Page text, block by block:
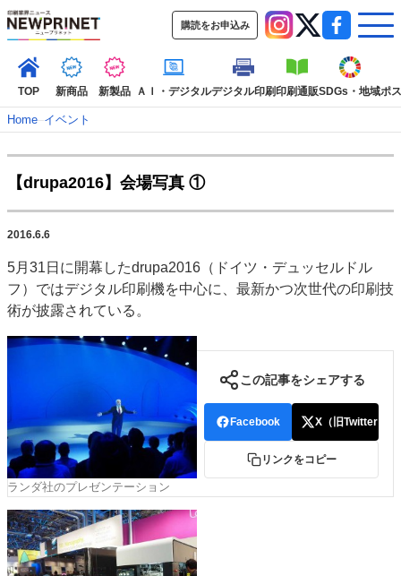
購読をお申込み
TOP 新商品 新製品 ＡＩ・デジタルデジタル印刷印刷通販SDGs・地域ポ
インタビュー
コレクション
新製品 ＡＩ・デジタル デジタル印刷
印刷通販
SDGs・地域
ポストプレス
特集記事カテゴリー一覧
2022 見える化・MIS特集
特集・デジタル印刷 アイデアで勝負！ ～多様なビジネス・多彩な商材～
JAPAN PACK 2023 特集
中古印刷機・製本機特集
2022 検査・校正特集
特集・デジタル印刷 ～ 新成長軌道を描く
案内
発刊案内
JFPI印刷用語集
運営
Home–イベント
【drupa2016】会場写真 ①
2016.6.6
5月31日に開幕したdrupa2016（ドイツ・デュッセルドル
フ）ではデジタル印刷機を中心に、最新かつ次世代の印刷技
術が披露されている。
ランダ社のプレゼンテーション
この記事をシェアする
Facebook X（旧Twitter）
リンクをコピー